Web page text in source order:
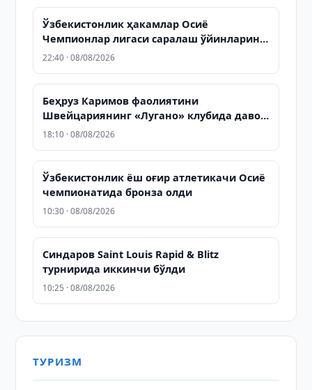
Ўзбекистонлик ҳакамлар Осиё
Чемпионлар лигаси саралаш ўйинларини
бошқаради
22:40 · 08/08/2026
Беҳруз Каримов фаолиятини
Швейцариянинг «Лугано» клубида давом
эттиради
18:10 · 08/08/2026
Ўзбекистонлик ёш оғир атлетикачи Осиё
чемпионатида бронза олди
10:30 · 08/08/2026
Синдаров Saint Louis Rapid & Blitz
турнирида иккинчи бўлди
10:25 · 08/08/2026
ТУРИЗМ